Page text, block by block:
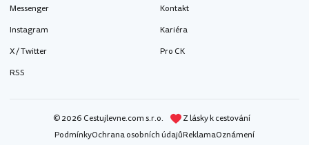
Messenger
Instagram
X / Twitter
RSS
Kontakt
Kariéra
Pro CK
© 2026 Cestujlevne.com s.r.o.
Z lásky k cestování
PodmínkyOchrana osobních údajůReklamaOznámení